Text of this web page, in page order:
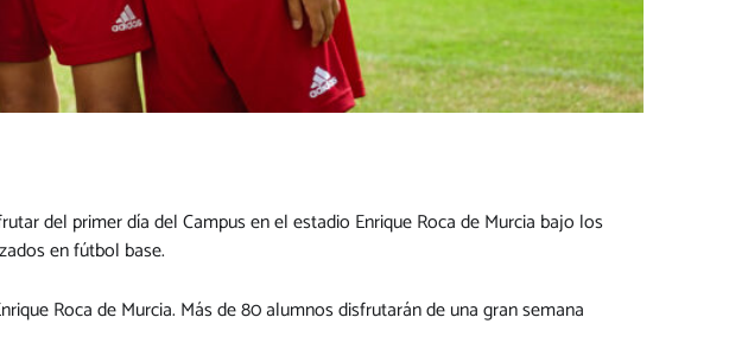
del primer día del Campus en el estadio Enrique Roca de Murcia bajo los
en fútbol base.
Roca de Murcia. Más de 80 alumnos disfrutarán de una gran semana